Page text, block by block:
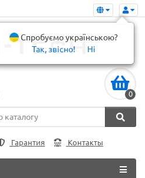
0
Гарантия Контакты
Спробуємо українською?
Так, звісно!
Ні